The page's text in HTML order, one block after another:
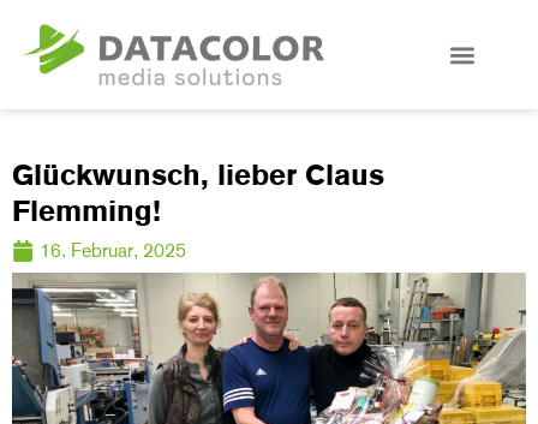
Glückwunsch, lieber Claus
Flemming!
16. Februar, 2025